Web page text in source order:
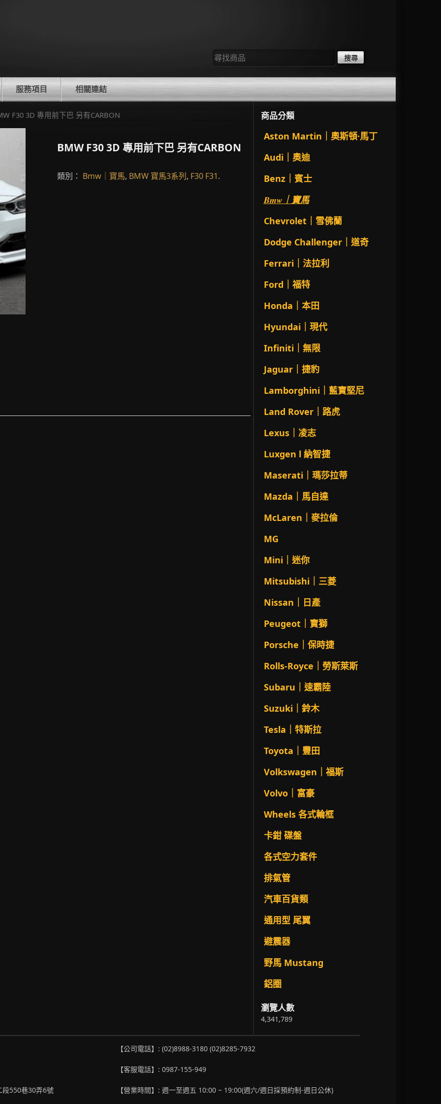
尋
找：
服務項目 相關連結
F30 3D 專用前下巴 另有CARBON
BMW F30 3D 專用前下巴 另有CARBON
類別： Bmw｜寶馬, BMW 寶馬3系列, F30 F31.
商品分類
Aston Martin｜奧斯頓·馬丁
Audi｜奧迪
Benz｜賓士
Bmw｜寶馬
Chevrolet｜雪佛蘭
Dodge Challenger｜道奇
Ferrari｜法拉利
Ford｜福特
Honda｜本田
Hyundai｜現代
Infiniti｜無限
Jaguar｜捷豹
Lamborghini｜藍寶堅尼
Land Rover｜路虎
Lexus｜凌志
Luxgen l 納智捷
Maserati｜瑪莎拉蒂
Mazda｜馬自達
McLaren｜麥拉倫
MG
Mini｜迷你
Mitsubishi｜三菱
Nissan｜日產
Peugeot｜寶獅
Porsche｜保時捷
Rolls-Royce｜勞斯萊斯
Subaru｜速霸陸
Suzuki｜鈴木
Tesla｜特斯拉
Toyota｜豐田
Volkswagen｜福斯
Volvo｜富豪
Wheels 各式輪框
卡鉗 碟盤
各式空力套件
排氣管
汽車百貨類
通用型 尾翼
避震器
野馬 Mustang
鋁圈
瀏覽人數
4,341,789
段550巷30弄6號
【公司電話】: (02)8988-3180 (02)8285-7932
【客服電話】: 0987-155-949
【營業時間】: 週一至週五 10:00 ~ 19:00(週六/週日採預約制-週日公休)